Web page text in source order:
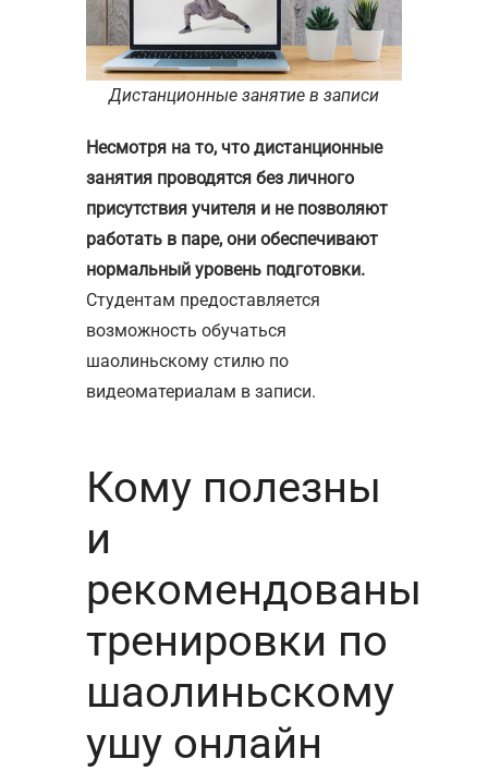
Дистанционные занятие в записи
Несмотря на то, что дистанционные
занятия проводятся без личного
присутствия учителя и не позволяют
работать в паре, они обеспечивают
нормальный уровень подготовки.
Студентам предоставляется
возможность обучаться
шаолиньскому стилю по
видеоматериалам в записи.
Кому полезны
и
рекомендованы
тренировки по
шаолиньскому
ушу онлайн